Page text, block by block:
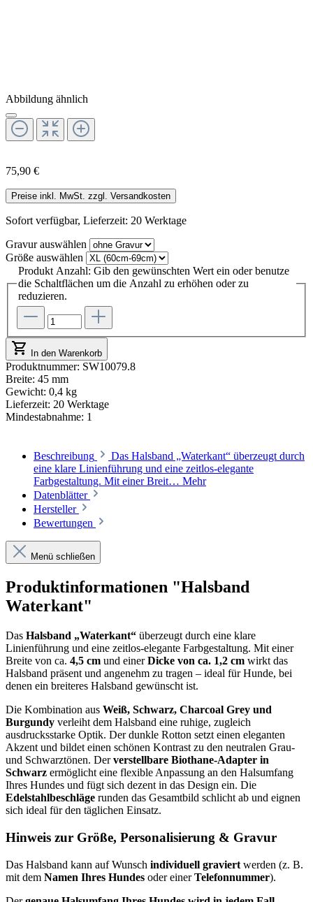
Abbildung ähnlich
75,90 €
Preise inkl. MwSt. zzgl. Versandkosten
Sofort verfügbar, Lieferzeit: 20 Werktage
Gravurauswählen
Größe auswählen
Produkt Anzahl: Gib den gewünschten Wert ein oder benutze
die Schaltflächen um die Anzahl zu erhöhen oder zu
reduzieren.
In den Warenkorb
Produktnummer: SW10079.8
Breite: 45 mm
Gewicht: 0,4 kg
Lieferzeit: 20 Werktage
Mindestabnahme: 1
Beschreibung
Das Halsband „Waterkant“ überzeugt durch
eine klare Linienführung und eine zeitlos-elegante
Farbgestaltung. Mit einer Breit… Mehr
Datenblätter
Hersteller
Bewertungen
Menü schließen
Produktinformationen "Halsband
Waterkant"
Das Halsband „Waterkant“ überzeugt durch eine klare
Linienführung und eine zeitlos-elegante Farbgestaltung. Mit einer
Breite von ca. 4,5 cm und einerDicke von ca. 1,2 cm wirkt das
Halsband präsent und angenehm zu tragen – ideal für Hunde, bei
denen ein breiteres Halsband gewünscht ist.
Die Kombination aus Weiß, Schwarz, Charcoal Grey und
Burgundy verleiht dem Halsband eine ruhige, zugleich
ausdrucksstarke Optik. Der dunkle Rotton setzt einen eleganten
Akzent und bildet einen schönen Kontrast zu den neutralen Grau-
und Schwarztönen. Derverstellbare Biothane-Adapter in
Schwarz ermöglicht eine flexible Anpassung an den Halsumfang
Ihres Hundes und fügt sich dezent in das Design ein. Die
Edelstahlbeschläge runden das Gesamtbild schlicht ab und eignen
sich ideal für den täglichen Einsatz.
Hinweis zur Größe, Personalisierung & Gravur
Das Halsband kann auf Wunsch individuell graviert werden (z. B.
mit dem Namen Ihres Hundes oder einerTelefonnummer).